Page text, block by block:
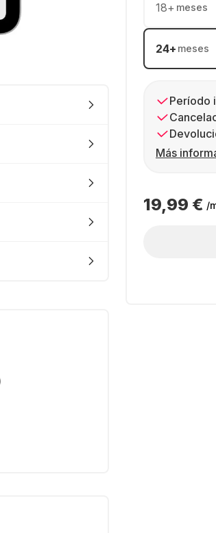
18+ meses
24+ meses
Período
Más
19,99 € /